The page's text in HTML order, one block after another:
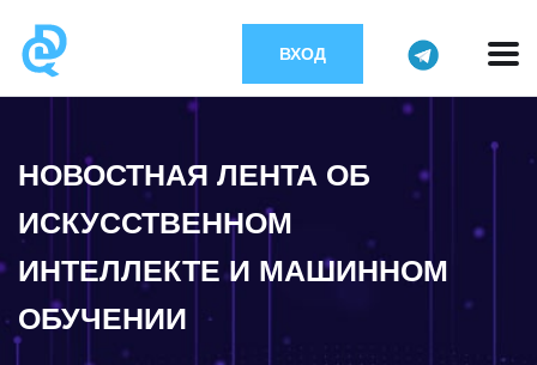
ВХОД
НОВОСТНАЯ ЛЕНТА ОБ
ИСКУССТВЕННОМ
ИНТЕЛЛЕКТЕ И МАШИННОМ
ОБУЧЕНИИ